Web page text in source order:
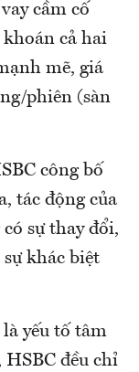
cầm cố
cả hai
mẽ, giá
phiên (sàn
công bố
tác động của
sự thay đổi,
khác biệt
yếu tố tâm
HSBC đều chỉ